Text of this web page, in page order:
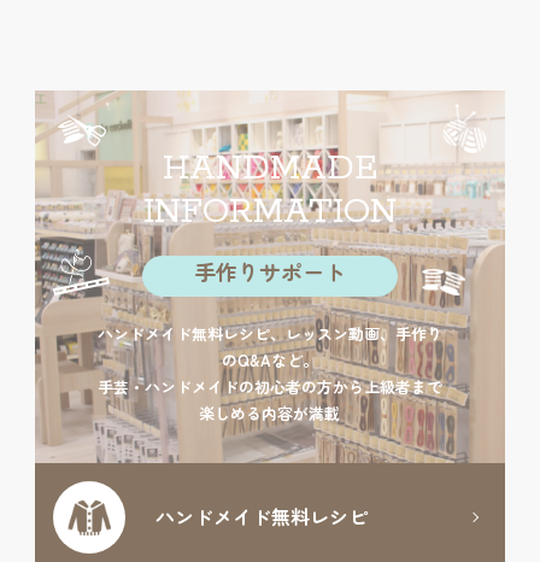
HANDMADE
INFORMATION
手作りサポート
ハンドメイド無料レシピ、レッスン動画、手作り
のQ&Aなど。
手芸・ハンドメイドの初心者の方から上級者まで
楽しめる内容が満載
ハンドメイド無料レシピ